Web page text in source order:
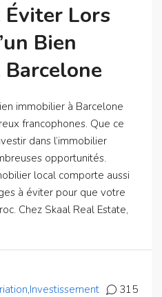
Éviter Lors
Bien
immobilier à Barcelone
francophones. Que ce
dans l’immobilier
opportunités.
local comporte aussi
à éviter pour que votre
Chez Skaal Real Estate,
,Investissement 315